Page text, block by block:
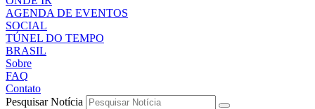
AGENDA DE EVENTOS
SOCIAL
TÚNEL DO TEMPO
BRASIL
Sobre
FAQ
Contato
Pesquisar Notícia